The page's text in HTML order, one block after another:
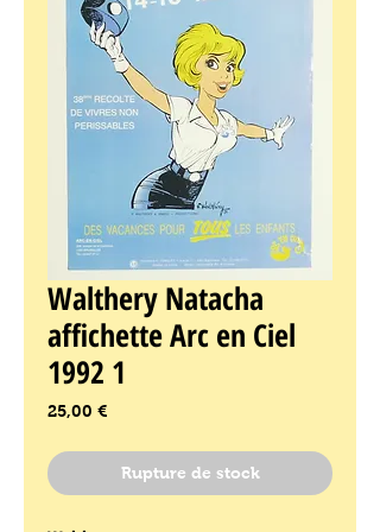
Walthery Natacha
affichette Arc en Ciel
1992 1
25,00 €
Rupture de stock